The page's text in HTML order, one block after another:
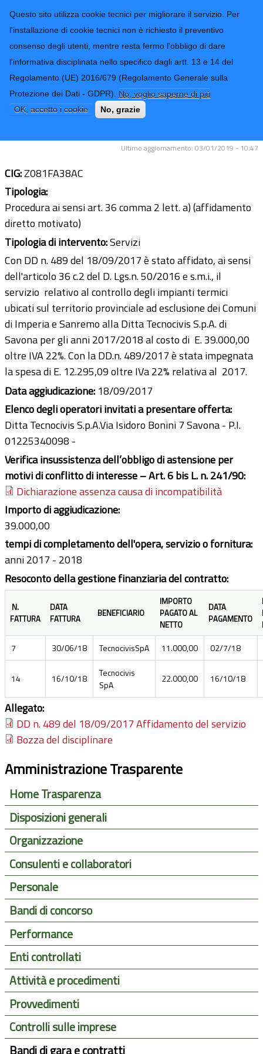
Questo sito utilizza cookie tecnici per migliorare il servizio. Per
l'installazione di cookie tecnici non è richiesto il preventivo
consenso degli utenti, mentre resta fermo l'obbligo di dare
l'informativa disciplinata nello specifico dagli artt. 13 e 14 del
Regolamento (UE) 2016/679 (Regolamento Generale sulla
Protezione dei Dati - GDPR). No, voglio saperne di più
OK, accetto i cookie
No, grazie
Provincia di
Imperia
CONTATTI-URP
TRASPARENZA
Form di ricerca
Servizio controllo impianti termici
Legge n. 9/1/1991, n.10 - Ditta
Ultimo aggiornamento: 03/01/2019 - 10:47
CIG:Z081FA38AC
Tipologia:
Procedura ai sensi art. 36 comma 2 lett. a) (affidamento
diretto motivato)
Tipologia di intervento:Servizi
Con DD n. 489 del 18/09/2017 è stato affidato, ai sensi
dell'articolo 36 c.2 del D. Lgs.n. 50/2016 e s.m.i., il
servizio relativo al controllo degli impianti termici
ubicati sul territorio provinciale ad esclusione dei Comuni
di Imperia e Sanremo alla Ditta Tecnocivis S.p.A. di
Savona per gli anni 2017/2018 al costo di E. 39.000,00
oltre IVA 22%. Con la DD.n. 489/2017 è stata impegnata
la spesa di E. 12.295,09 oltre IVa 22% relativa al 2017.
Data aggiudicazione: 18/09/2017
Elenco degli operatori invitati a presentare offerta:
Ditta Tecnocivis S.p.A.Via Isidoro Bonini 7 Savona - P.I.
01225340098 -
Verifica insussistenza dell’obbligo di astensione per
motivi di conflitto di interesse – Art. 6 bis L. n. 241/90:
Dichiarazione assenza causa di incompatibilità
Importo di aggiudicazione:
39.000,00
tempi di completamento dell'opera, servizio o fornitura:
anni 2017 - 2018
Resoconto della gestione finanziaria del contratto:
N.
FATTURA
DATA
FATTURA
BENEFICIARIO
IMPORTO
PAGATO AL
NETTO
DATA
PAGAMENTO
7 30/06/18 TecnocivisSpA 11.000,00 02/7/18
14 16/10/18
Tecnocivis
SpA
22.000,00 16/10/18
Allegato:
DD n. 489 del 18/09/2017 Affidamento del servizio
Bozza del disciplinare
Amministrazione Trasparente
Home Trasparenza
Disposizioni generali
Organizzazione
Consulenti e collaboratori
Personale
Bandi di concorso
Performance
Enti controllati
Attività e procedimenti
Provvedimenti
Controlli sulle imprese
Bandi di gara e contratti